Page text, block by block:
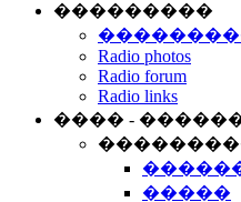
���������
Radio photos
Radio forum
Radio links
���� -
�����